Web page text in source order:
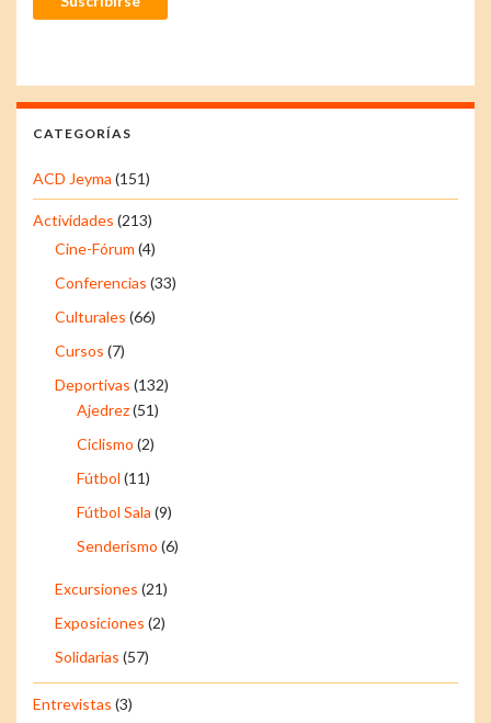
CATEGORÍAS
ACD Jeyma (151)
Actividades (213)
Cine-Fórum (4)
Conferencias (33)
Culturales (66)
Cursos (7)
Deportivas (132)
Ajedrez(51)
Ciclismo (2)
Fútbol (11)
Fútbol Sala (9)
Senderismo (6)
Excursiones (21)
Exposiciones (2)
Solidarias (57)
Entrevistas (3)